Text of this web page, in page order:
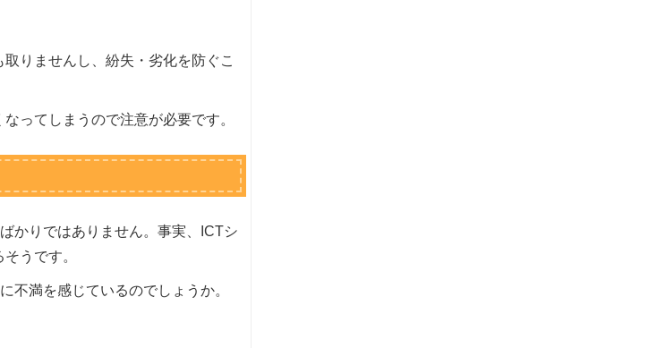
りませんし、紛失・劣化を防ぐこ
ってしまうので注意が必要です。
かりではありません。事実、ICTシ
うです。
不満を感じているのでしょうか。